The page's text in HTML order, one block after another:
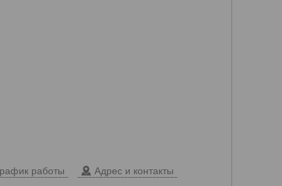
работы Адрес и контакты